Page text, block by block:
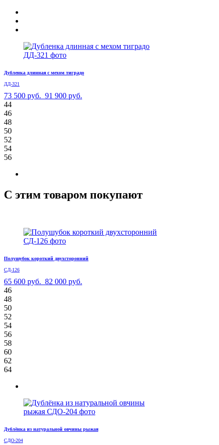
Дубленка длинная с мехом тиградо
ДД-321
73 500 руб. 91 900 руб.
44
46
48
50
52
54
56
С этим товаром покупают
Полушубок короткий двухсторонний
СД-126
65 600 руб. 82 000 руб.
46
48
50
52
54
56
58
60
62
64
Дублёнка из натуральной овчины рыжая
СДО-204